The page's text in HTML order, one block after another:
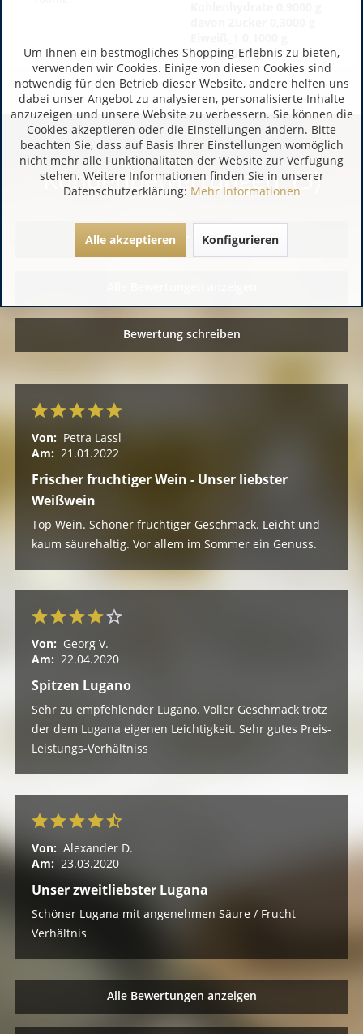
Salz 0,1000 g
Kundenbewertungen (5)
Bewertung schreiben
Von: Petra Lassl
Am: 21.01.2022
Frischer fruchtiger Wein - Unser liebster
Weißwein
Top Wein. Schöner fruchtiger Geschmack. Leicht und
kaum säurehaltig. Vor allem im Sommer ein Genuss.
Von: Georg V.
Am: 22.04.2020
Spitzen Lugano
Sehr zu empfehlender Lugano. Voller Geschmack trotz
der dem Lugana eigenen Leichtigkeit. Sehr gutes Preis-
Leistungs-Verhältniss
Von: Alexander D.
Am: 23.03.2020
Unser zweitliebster Lugana
Schöner Lugana mit angenehmen Säure / Frucht
Verhältnis
Alle Bewertungen anzeigen
Um Ihnen ein bestmögliches Shopping-Erlebnis zu bieten,
verwenden wir Cookies. Einige von diesen Cookies sind
notwendig für den Betrieb dieser Website, andere helfen uns
dabei unser Angebot zu analysieren, personalisierte Inhalte
anzuzeigen und unsere Website zu verbessern. Sie können die
Cookies akzeptieren oder die Einstellungen ändern. Bitte
beachten Sie, dass auf Basis Ihrer Einstellungen womöglich
nicht mehr alle Funktionalitäten der Website zur Verfügung
stehen. Weitere Informationen finden Sie in unserer
Datenschutzerklärung: Mehr Informationen
Alle akzeptieren Konfigurieren